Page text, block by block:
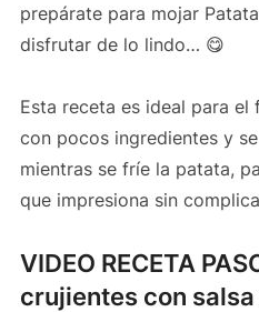
prepárate para mojar
disfrutar de lo lindo… 😋
Esta receta es ideal para el
con pocos ingredientes y
mientras se fríe la patata,
que impresiona sin
VIDEO RECETA
crujientes con